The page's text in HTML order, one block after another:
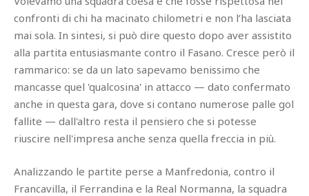
confronti di chi ha macinato chilometri e non l’ha lasciata
mai sola. In sintesi, si può dire questo dopo aver assistito
alla partita entusiasmante contro il Fasano. Cresce però il
rammarico: se da un lato sapevamo benissimo che
mancasse quel 'qualcosina' in attacco — dato confermato
anche in questa gara, dove si contano numerose palle gol
fallite — dall'altro resta il pensiero che si potesse
riuscire nell'impresa anche senza quella freccia in più.
Analizzando le partite perse a Manfredonia, contro il
Francavilla, il Ferrandina e la Real Normanna, la squadra